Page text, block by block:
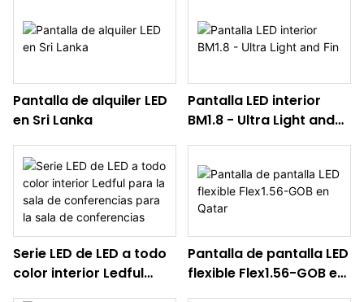
Pantalla de alquiler LED
en Sri Lanka
Pantalla LED interior
BM1.8 - Ultra Light and
Serie LED de LED a todo
color interior Ledful
Pantalla de pantalla LED
flexible Flex1.56-GOB en